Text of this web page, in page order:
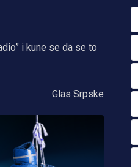
i kune se da se to
Glas Srpske